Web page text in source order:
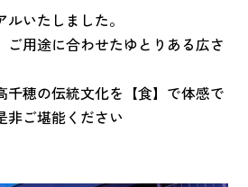
いたしました。
ご用途に合わせたゆとりある広さ
千穂の伝統文化を【食】で体感で
非ご堪能ください